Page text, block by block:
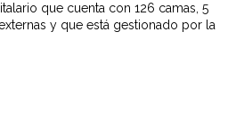
que cuenta con 126 camas, 5
y que está gestionado por la